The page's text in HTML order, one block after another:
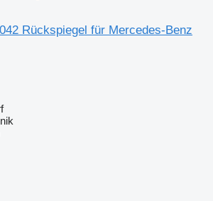
Rückspiegel für Mercedes-Benz